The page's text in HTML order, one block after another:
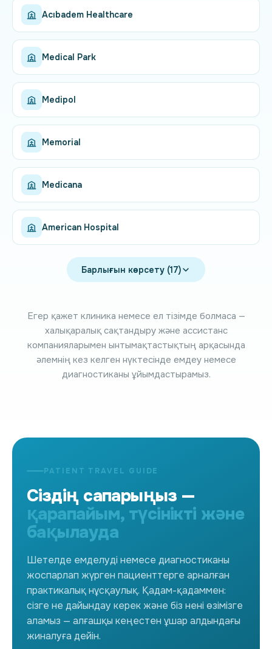
Acıbadem Healthcare
Medical Park
Medipol
Memorial
Medicana
American Hospital
Барлығын көрсету (17)
Егер қажет клиника немесе ел тізімде болмаса —
халықаралық сақтандыру және ассистанс
компанияларымен ынтымақтастықтың арқасында
әлемнің кез келген нүктесінде емдеу немесе
диагностиканы ұйымдастырамыз.
PATIENT TRAVEL GUIDE
Сіздің сапарыңыз —
қарапайым, түсінікті және
бақылауда
Шетелде емделуді немесе диагностиканы
жоспарлап жүрген пациенттерге арналған
практикалық нұсқаулық. Қадам-қадаммен:
сізге не дайындау керек және біз нені өзімізге
аламыз — алғашқы кеңестен ұшар алдындағы
жиналуға дейін.